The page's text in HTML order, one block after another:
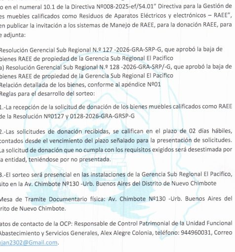
se inició en 2012 y fue liquidada sin culminar,
con responsabilidad. Nuestro
necesario para transformarlo en un
a la recreación y el desarrollo deportivo
Tapia Ramos. Asimismo, adelantó que se están
para garantizar la sostenibilidad de la
de la visión de la actual gestión regional,
Koki Noriega Brito, quien prioriza la reactivación
fortalecimiento de espacios públicos seguros y
el Gobierno Regional de Áncash reafirma su
de los pueblos y con la promoción de una mejor
ancashinos.
continúa trabajando en la evaluación y
que impulsen el desarrollo sostenible de
es posible construir un Áncash más